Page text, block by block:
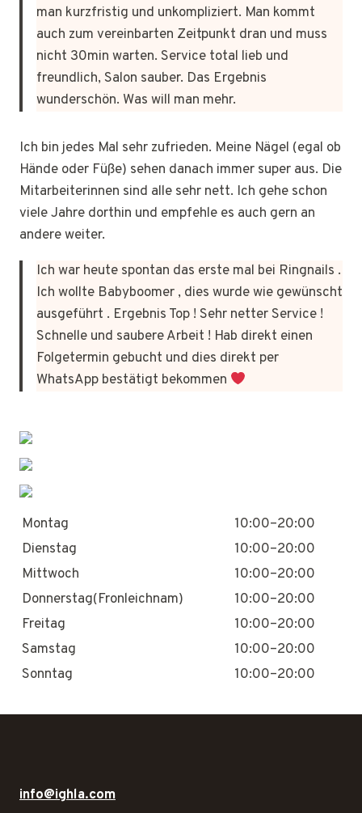
man kurzfristig und unkompliziert. Man kommt
auch zum vereinbarten Zeitpunkt dran und muss
nicht 30min warten. Service total lieb und
freundlich, Salon sauber. Das Ergebnis
wunderschön. Was will man mehr.
Ich bin jedes Mal sehr zufrieden. Meine Nägel (egal ob
Hände oder Füße) sehen danach immer super aus. Die
Mitarbeiterinnen sind alle sehr nett. Ich gehe schon
viele Jahre dorthin und empfehle es auch gern an
andere weiter.
Ich war heute spontan das erste mal bei Ringnails .
Ich wollte Babyboomer , dies wurde wie gewünscht
ausgeführt . Ergebnis Top ! Sehr netter Service !
Schnelle und saubere Arbeit ! Hab direkt einen
Folgetermin gebucht und dies direkt per
WhatsApp bestätigt bekommen
Montag
10:00–20:00
Dienstag
10:00–20:00
Mittwoch
10:00–20:00
Donnerstag(Fronleichnam)
10:00–20:00
Freitag
10:00–20:00
Samstag
10:00–20:00
Sonntag
10:00–20:00
info@ighla.com